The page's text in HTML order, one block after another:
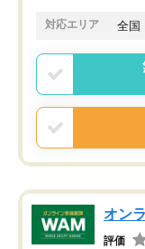
対応エリア 全国
オン
評価